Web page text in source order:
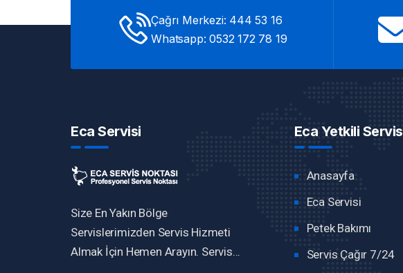
Çağrı Merkezi: 444 53 16
Whatsapp: 0532 172 78 19
Eca Servisi
Size En Yakın Bölge
Servislerimizden Servis Hizmeti
Almak İçin Hemen Arayın. Servis...
Eca Yetkili Servis
Anasayfa
Eca Servisi
Petek Bakımı
Servis Çağır 7/24